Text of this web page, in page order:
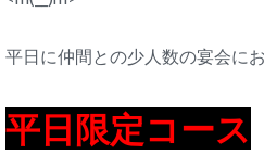
平日に仲間との少人数の宴会に
平日限定コース